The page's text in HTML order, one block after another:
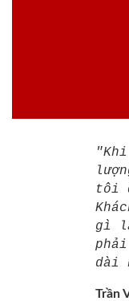
tôi
gì
dài
Trần